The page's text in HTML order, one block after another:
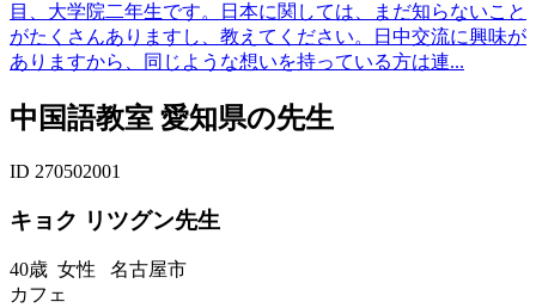
目、大学院二年生です。日本に関しては、まだ知らないこと
がたくさんありますし、教えてください。日中交流に興味が
ありますから、同じような想いを持っている方は連...
中国語教室 愛知県の先生
ID 270502001
キョク リツグン先生
40歳 女性 名古屋市
カフェ